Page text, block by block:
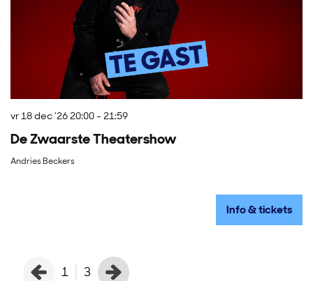
De Zwaarste Theatershow
Andries Beckers
vr 18 dec '2620:00 - 21:59
Info & tickets
1 3